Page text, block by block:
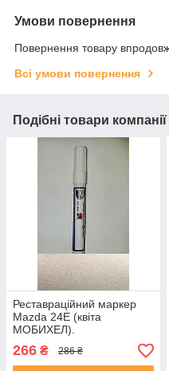
Умови повернення
Повернення товару
Всі умови повернення
Подібні товари компанії
Реставраційний маркер
Mazda 24E (квіта
МОБИХЕЛ).
266 ₴ 286 ₴